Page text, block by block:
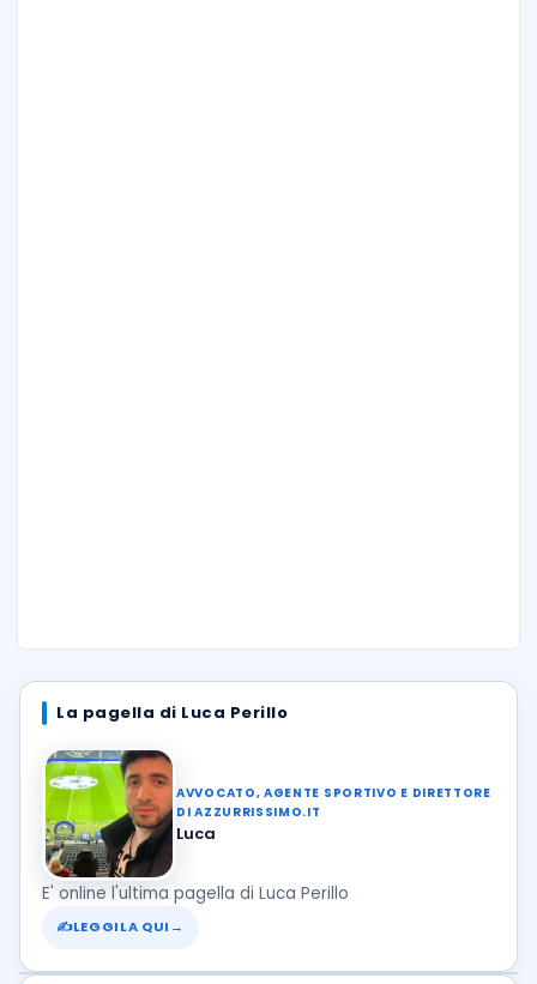
La pagella di Luca Perillo
AVVOCATO, AGENTE SPORTIVO E DIRETTORE
DI AZZURRISSIMO.IT
Luca
E' online l'ultima pagella di Luca Perillo
✍LEGGILA QUI →